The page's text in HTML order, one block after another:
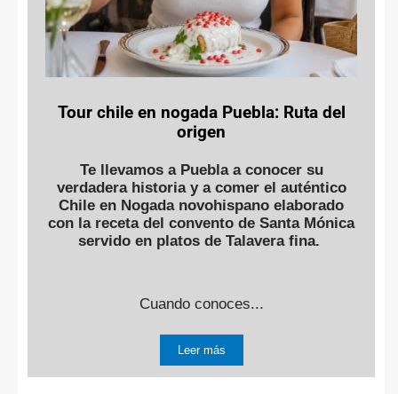
Tour chile en nogada Puebla: Ruta del
origen
Te llevamos a Puebla a conocer su
verdadera historia y a comer el auténtico
Chile en Nogada novohispano elaborado
con la receta del convento de Santa Mónica
servido en platos de Talavera fina.
Cuando conoces...
Leer más